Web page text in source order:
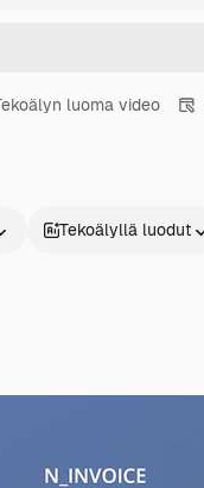
luoma video
Tekoälyllä luodut